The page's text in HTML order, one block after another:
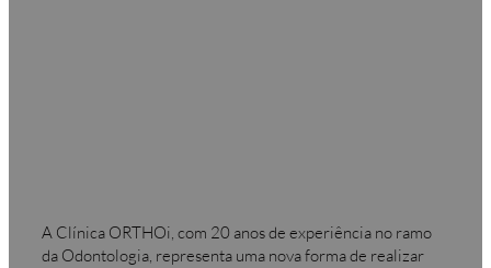
A Clínica ORTHOi, com 20 anos de experiência no ramo
da Odontologia, representa uma nova forma de realizar